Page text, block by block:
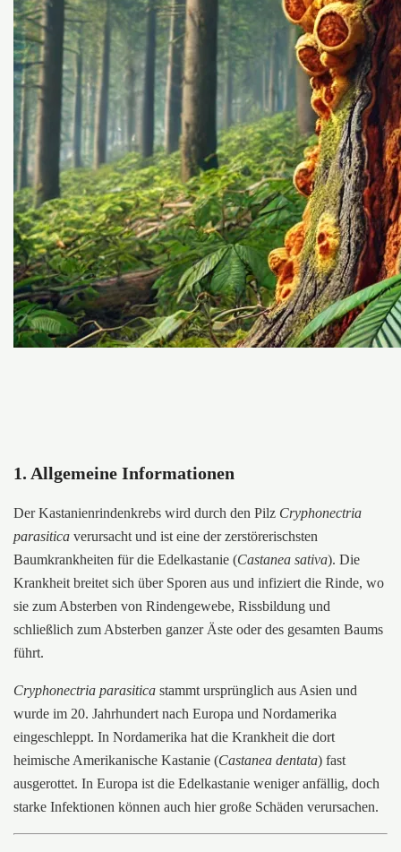
1. Allgemeine Informationen
Der Kastanienrindenkrebs wird durch den Pilz Cryphonectria
parasitica verursacht und ist eine der zerstörerischsten
Baumkrankheiten für die Edelkastanie (Castanea sativa). Die
Krankheit breitet sich über Sporen aus und infiziert die Rinde, wo
sie zum Absterben von Rindengewebe, Rissbildung und
schließlich zum Absterben ganzer Äste oder des gesamten Baums
führt.
Cryphonectria parasitica stammt ursprünglich aus Asien und
wurde im 20. Jahrhundert nach Europa und Nordamerika
eingeschleppt. In Nordamerika hat die Krankheit die dort
heimische Amerikanische Kastanie (Castanea dentata) fast
ausgerottet. In Europa ist die Edelkastanie weniger anfällig, doch
starke Infektionen können auch hier große Schäden verursachen.